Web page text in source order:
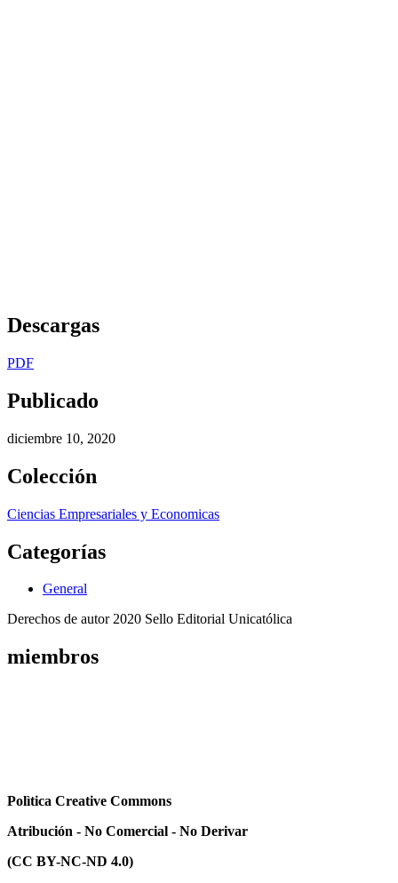
Descargas
PDF
Publicado
diciembre 10, 2020
Colección
Ciencias Empresariales y Economicas
Categorías
General
Derechos de autor 2020 Sello Editorial Unicatólica
miembros
Polìtica Creative Commons
Atribución - No Comercial - No Derivar
(CC BY-NC-ND 4.0)